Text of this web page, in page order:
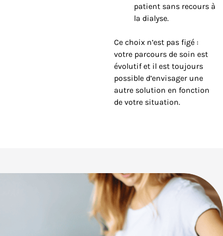
patient sans recours à
la dialyse.
Ce choix n’est pas figé :
votre parcours de soin est
évolutif et il est toujours
possible d’envisager une
autre solution en fonction
de votre situation.